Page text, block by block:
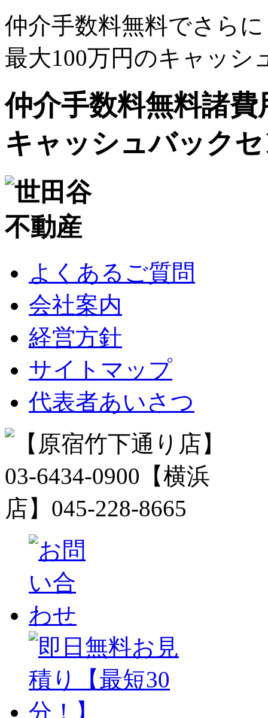
仲介手数料無料でさらに
最大100万円のキャッシ
仲介手数料無料諸費
キャッシュバック
よくあるご質問
会社案内
経営方針
サイトマップ
代表者あいさつ